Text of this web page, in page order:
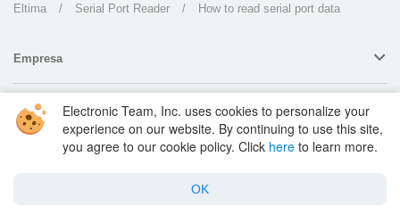
Electronic Team, Inc. uses cookies to personalize your
experience on our website. By continuing to use this site,
you agree to our cookie policy. Click here to learn more.
OK
Eltima / Serial Port Reader / How to read serial port data
Empresa
Productos